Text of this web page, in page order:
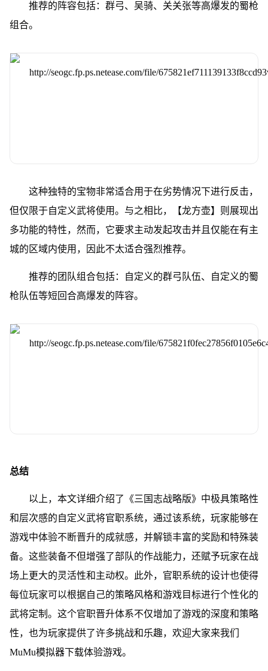
推荐的阵容包括：群弓、吴骑、关关张等高爆发的蜀枪
组合。
这种独特的宝物非常适合用于在劣势情况下进行反击，
但仅限于自定义武将使用。与之相比，【龙方壶】则展现出
多功能的特性，然而，它要求主动发起攻击并且仅能在有主
城的区域内使用，因此不太适合强烈推荐。
推荐的团队组合包括：自定义的群弓队伍、自定义的蜀
枪队伍等短回合高爆发的阵容。
总结
以上，本文详细介绍了《三国志战略版》中极具策略性
和层次感的自定义武将官职系统，通过该系统，玩家能够在
游戏中体验不断晋升的成就感，并解锁丰富的奖励和特殊装
备。这些装备不但增强了部队的作战能力，还赋予玩家在战
场上更大的灵活性和主动权。此外，官职系统的设计也使得
每位玩家可以根据自己的策略风格和游戏目标进行个性化的
武将定制。这个官职晋升体系不仅增加了游戏的深度和策略
性，也为玩家提供了许多挑战和乐趣，欢迎大家来我们
MuMu模拟器下载体验游戏。